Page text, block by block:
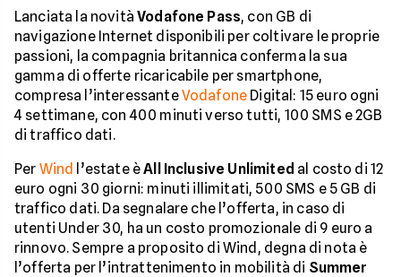
Lanciata la novitàVodafone Pass, con GB di
navigazione Internet disponibili per coltivare le proprie
passioni, la compagnia britannica conferma la sua
gamma di offerte ricaricabile per smartphone,
compresa l’interessanteVodafone Digital: 15 euro ogni
4 settimane, con 400 minuti verso tutti, 100 SMS e 2GB
di traffico dati.
Per Wind l’estate èAll Inclusive Unlimited al costo di 12
euro ogni 30 giorni: minuti illimitati, 500 SMS e 5 GB di
traffico dati. Da segnalare che l’offerta, in caso di
utenti Under 30, ha un costo promozionale di 9 euro a
rinnovo. Sempre a proposito di Wind, degna di nota è
l’offerta per l’intrattenimento in mobilità di Summer